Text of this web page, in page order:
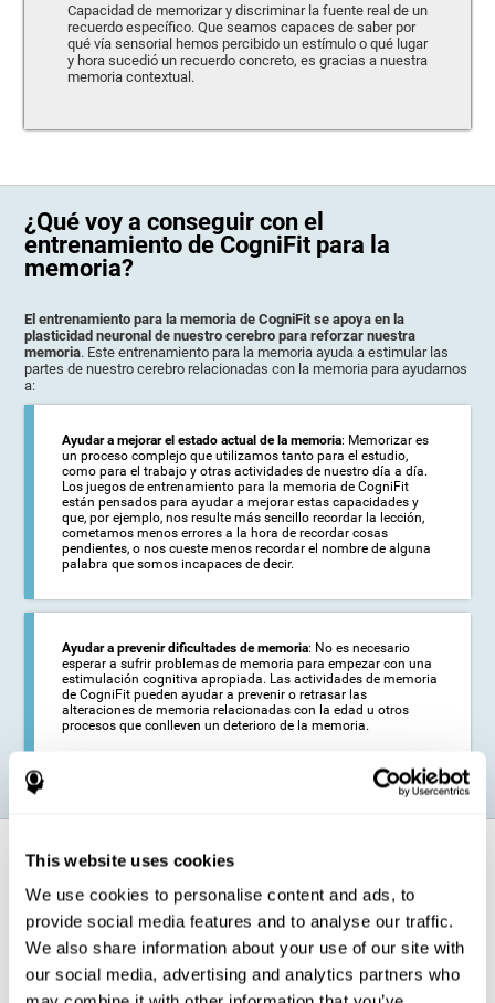
This website uses cookies
We use cookies to personalise content and ads, to
provide social media features and to analyse our traffic.
We also share information about your use of our site with
our social media, advertising and analytics partners who
Capacidad de memorizar y discriminar la fuente real de un
recuerdo específico. Que seamos capaces de saber por
qué vía sensorial hemos percibido un estímulo o qué lugar
y hora sucedió un recuerdo concreto, es gracias a nuestra
memoria contextual.
¿Qué voy a conseguir con el
entrenamiento de CogniFit para la
memoria?
El entrenamiento para la memoria de CogniFit se apoya en la
plasticidad neuronal de nuestro cerebro para reforzar nuestra
memoria. Este entrenamiento para la memoria ayuda a estimular las
partes de nuestro cerebro relacionadas con la memoria para ayudarnos
a:
Ayudar a mejorar el estado actual de la memoria: Memorizar es
un proceso complejo que utilizamos tanto para el estudio,
como para el trabajo y otras actividades de nuestro día a día.
Los juegos de entrenamiento para la memoria de CogniFit
están pensados para ayudar a mejorar estas capacidades y
que, por ejemplo, nos resulte más sencillo recordar la lección,
cometamos menos errores a la hora de recordar cosas
pendientes, o nos cueste menos recordar el nombre de alguna
palabra que somos incapaces de decir.
Ayudar a prevenir dificultades de memoria: No es necesario
esperar a sufrir problemas de memoria para empezar con una
estimulación cognitiva apropiada. Las actividades de memoria
de CogniFit pueden ayudar a prevenir o retrasar las
alteraciones de memoria relacionadas con la edad u otros
procesos que conlleven un deterioro de la memoria.
¿Cómo fortalece la función cognitiva?
Los juegos para entrenar la memoria para adultos y niños de CogniFit
permiten, mediante la plasticidad cerebral, activar y fortalecer la
capacidad del cerebro para almacenar y recordar información.
Al entrenar el cerebro con estos juegos de memoria para adultos y
niños líderes en el campo de la intervención cognitiva, se estimulan